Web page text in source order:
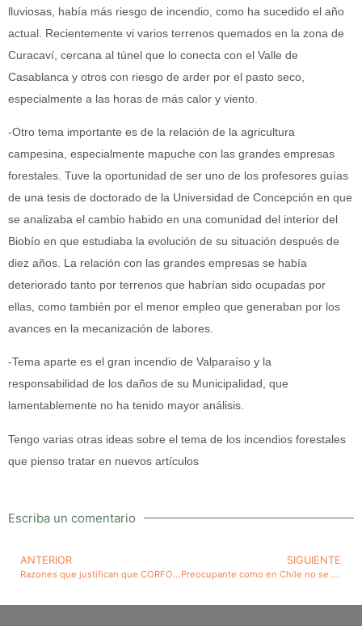
lluviosas, había más riesgo de incendio, como ha sucedido el año
actual. Recientemente vi varios terrenos quemados en la zona de
Curacaví, cercana al túnel que lo conecta con el Valle de
Casablanca y otros con riesgo de arder por el pasto seco,
especialmente a las horas de más calor y viento.
-Otro tema importante es de la relación de la agricultura
campesina, especialmente mapuche con las grandes empresas
forestales. Tuve la oportunidad de ser uno de los profesores guías
de una tesis de doctorado de la Universidad de Concepción en que
se analizaba el cambio habido en una comunidad del interior del
Biobío en que estudiaba la evolución de su situación después de
diez años. La relación con las grandes empresas se había
deteriorado tanto por terrenos que habrían sido ocupadas por
ellas, como también por el menor empleo que generaban por los
avances en la mecanización de labores.
-Tema aparte es el gran incendio de Valparaíso y la
responsabilidad de los daños de su Municipalidad, que
lamentablemente no ha tenido mayor análisis.
Tengo varias otras ideas sobre el tema de los incendios forestales
que pienso tratar en nuevos artículos
Escriba un comentario
ANTERIOR
Razones que justifican que CORFO en 1975 debiera haber vendido inicialmente IANSA como empresa y no por plantas
SIGUIENTE
Preocupante como en Chile no se cumplen disposiciones legales, no hay control, no se corrigen consecuencias y cuando se sancionan, estas pasan a ser insignificantes